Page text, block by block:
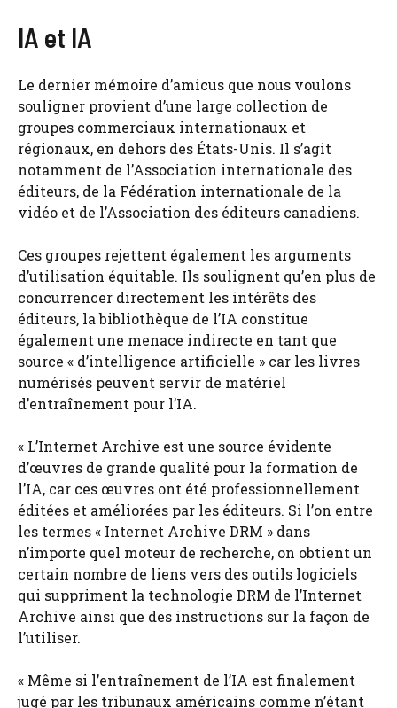
IA et IA
Le dernier mémoire d’amicus que nous voulons
souligner provient d’une large collection de
groupes commerciaux internationaux et
régionaux, en dehors des États-Unis. Il s’agit
notamment de l’Association internationale des
éditeurs, de la Fédération internationale de la
vidéo et de l’Association des éditeurs canadiens.
Ces groupes rejettent également les arguments
d’utilisation équitable. Ils soulignent qu’en plus de
concurrencer directement les intérêts des
éditeurs, la bibliothèque de l’IA constitue
également une menace indirecte en tant que
source « d’intelligence artificielle » car les livres
numérisés peuvent servir de matériel
d’entraînement pour l’IA.
« L’Internet Archive est une source évidente
d’œuvres de grande qualité pour la formation de
l’IA, car ces œuvres ont été professionnellement
éditées et améliorées par les éditeurs. Si l’on entre
les termes « Internet Archive DRM » dans
n’importe quel moteur de recherche, on obtient un
certain nombre de liens vers des outils logiciels
qui suppriment la technologie DRM de l’Internet
Archive ainsi que des instructions sur la façon de
l’utiliser.
« Même si l’entraînement de l’IA est finalement
jugé par les tribunaux américains comme n’étant